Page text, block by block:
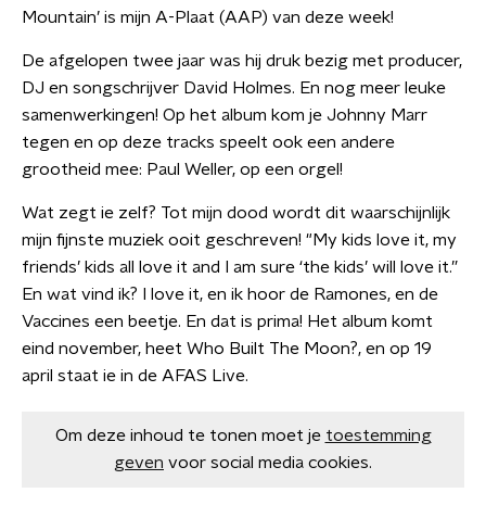
Mountain’ is mijn A-Plaat (AAP) van deze week!
De afgelopen twee jaar was hij druk bezig met producer,
DJ en songschrijver David Holmes​. En nog meer leuke
samenwerkingen! Op het album kom je Johnny Marr​
tegen en op deze tracks speelt ook een andere
grootheid mee: Paul Weller​, op een orgel!
Wat zegt ie zelf? Tot mijn dood wordt dit waarschijnlijk
mijn fijnste muziek ooit geschreven! "My kids love it, my
friends’ kids all love it and I am sure ‘the kids’ will love it.”
En wat vind ik? I love it, en ik hoor de Ramones, en de
Vaccines een beetje. En dat is prima! Het album komt
eind november, heet Who Built The Moon?, en op 19
april staat ie in de AFAS Live​.
Om deze inhoud te tonen moet je toestemming
geven voor social media cookies.